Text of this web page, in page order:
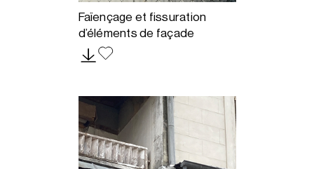
Faïençage et fissuration
d’éléments de façade